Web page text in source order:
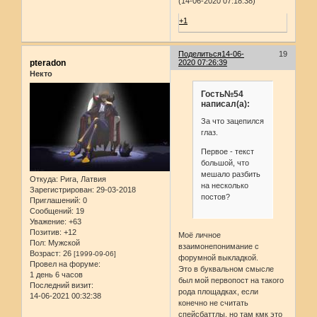
+1
Поделиться 19
14-06-
2020 07:26:39
pteradon
Некто
Откуда: Рига, Латвия
Зарегистрирован: 29-03-2018
Приглашений: 0
Сообщений: 19
Уважение: +63
Позитив: +12
Пол: Мужской
Возраст: 26 [1999-09-06]
Провел на форуме:
1 день 6 часов
Последний визит:
14-06-2021 00:32:38
Гость№54
написал(а):
За что зацепился
глаз.
Первое - текст
большой, что
мешало разбить
на несколько
постов?
Моё личное
взаимонепонимание с
форумной выкладкой.
Это в буквальном смысле
был мой первопост на такого
рода площадках, если
конечно не считать
спейсбаттлы, но там кмк это